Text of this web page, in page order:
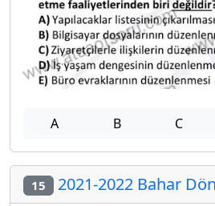
A B C
15 2021-2022 Bahar